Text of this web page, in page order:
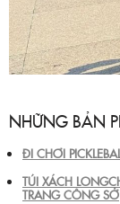
NHỮNG BẢN
ĐI CHƠI
TÚI XÁCH
TRANG CÔNG SỞ